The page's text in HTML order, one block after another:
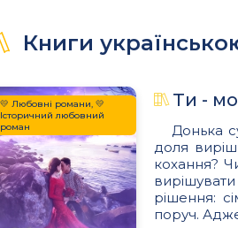
Книги
💛 Любовні романи, 💛
Історичний любовний
роман
Ти -
Донька
доля
кохання?
рішення:
поруч.